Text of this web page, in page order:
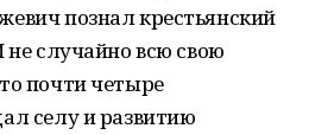
познал крестьянский
не случайно всю свою
почти четыре
селу и развитию